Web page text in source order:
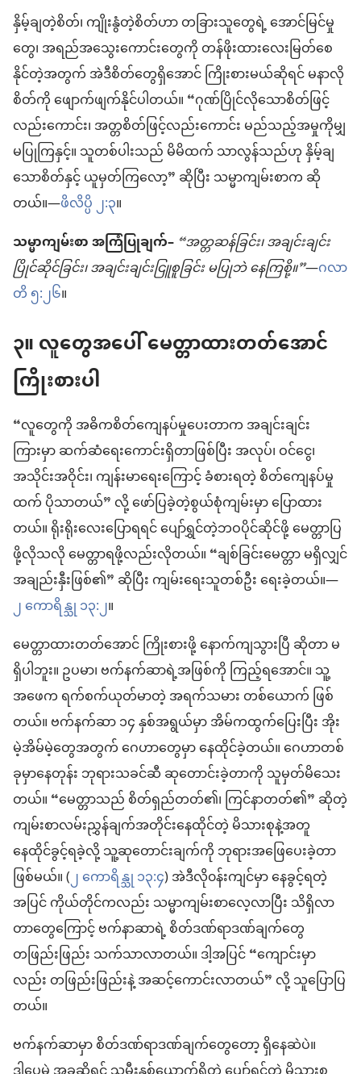
နှိမ့်ချတဲ့စိတ်၊ ကျိုးနွံတဲ့စိတ်ဟာ တခြားသူတွေရဲ့ အောင်မြင်မှု
တွေ၊ အရည်အသွေးကောင်းတွေကို တန်ဖိုးထားလေးမြတ်စေ
နိုင်တဲ့အတွက် အဲဒီစိတ်တွေရှိအောင် ကြိုးစားမယ်ဆိုရင် မနာလို
စိတ်ကို ဖျောက်ဖျက်နိုင်ပါတယ်။ “ဂုဏ်ပြိုင်လိုသောစိတ်ဖြင့်
လည်းကောင်း၊ အတ္တစိတ်ဖြင့်လည်းကောင်း မည်သည့်အမှုကိုမျှ
မပြုကြနှင့်။ သူတစ်ပါးသည် မိမိထက် သာလွန်သည်ဟု နှိမ့်ချ
သောစိတ်နှင့် ယူမှတ်ကြလော့” ဆိုပြီး သမ္မာကျမ်းစာက ဆို
တယ်။—ဖိလိပ္ပိ ၂:၃။
သမ္မာကျမ်းစာ အကြံပြုချက်– “အတ္တဆန်ခြင်း၊ အချင်းချင်း
ပြိုင်ဆိုင်ခြင်း၊ အချင်းချင်းငြူစူခြင်း မပြုဘဲ နေကြစို့။”—ဂလာ
တိ ၅:၂၆။
၃။ လူတွေအပေါ် မေတ္တာထားတတ်အောင်
ကြိုးစားပါ
“လူတွေကို အဓိကစိတ်ကျေနပ်မှုပေးတာက အချင်းချင်း
ကြားမှာ ဆက်ဆံရေးကောင်းရှိတာဖြစ်ပြီး အလုပ်၊ ဝင်ငွေ၊
အသိုင်းအဝိုင်း၊ ကျန်းမာရေးကြောင့် ခံစားရတဲ့ စိတ်ကျေနပ်မှု
ထက် ပိုသာတယ်” လို့ ဖော်ပြခဲ့တဲ့စွယ်စုံကျမ်းမှာ ပြောထား
တယ်။ ရိုးရိုးလေးပြောရရင် ပျော်ရွှင်တဲ့ဘဝပိုင်ဆိုင်ဖို့ မေတ္တာပြ
ဖို့လိုသလို မေတ္တာရဖို့လည်းလိုတယ်။ “ချစ်ခြင်းမေတ္တာ မရှိလျှင်
အချည်းနှီးဖြစ်၏” ဆိုပြီး ကျမ်းရေးသူတစ်ဦး ရေးခဲ့တယ်။—
၂ ကောရိန္သု ၁၃:၂။
မေတ္တာထားတတ်အောင် ကြိုးစားဖို့ နောက်ကျသွားပြီ ဆိုတာ မ
ရှိပါဘူး။ ဥပမာ၊ ဗက်နက်ဆာရဲ့အဖြစ်ကို ကြည့်ရအောင်။ သူ့
အဖေက ရက်စက်ယုတ်မာတဲ့ အရက်သမား တစ်ယောက် ဖြစ်
တယ်။ ဗက်နက်ဆာ ၁၄ နှစ်အရွယ်မှာ အိမ်ကထွက်ပြေးပြီး အိုး
မဲ့အိမ်မဲ့တွေအတွက် ဂေဟာတွေမှာ နေထိုင်ခဲ့တယ်။ ဂေဟာတစ်
ခုမှာနေတုန်း ဘုရားသခင်ဆီ ဆုတောင်းခဲ့တာကို သူမှတ်မိသေး
တယ်။ “မေတ္တာသည် စိတ်ရှည်တတ်၏၊ ကြင်နာတတ်၏” ဆိုတဲ့
ကျမ်းစာလမ်းညွှန်ချက်အတိုင်းနေထိုင်တဲ့ မိသားစုနဲ့အတူ
နေထိုင်ခွင့်ရခဲ့လို့ သူ့ဆုတောင်းချက်ကို ဘုရားအဖြေပေးခဲ့တာ
ဖြစ်မယ်။ (၂ ကောရိန္သု ၁၃:၄) အဲဒီလို၀န်းကျင်မှာ နေခွင့်ရတဲ့
အပြင် ကိုယ်တိုင်ကလည်း သမ္မာကျမ်းစာလေ့လာပြီး သိရှိလာ
တာတွေကြောင့် ဗက်နာဆာရဲ့ စိတ်ဒဏ်ရာဒဏ်ချက်တွေ
တဖြည်းဖြည်း သက်သာလာတယ်။ ဒါ့အပြင် “ကျောင်းမှာ
လည်း တဖြည်းဖြည်းနဲ့ အဆင့်ကောင်းလာတယ်” လို့ သူပြောပြ
တယ်။
ဗက်နက်ဆာမှာ စိတ်ဒဏ်ရာဒဏ်ချက်တွေတော့ ရှိနေဆဲပဲ။